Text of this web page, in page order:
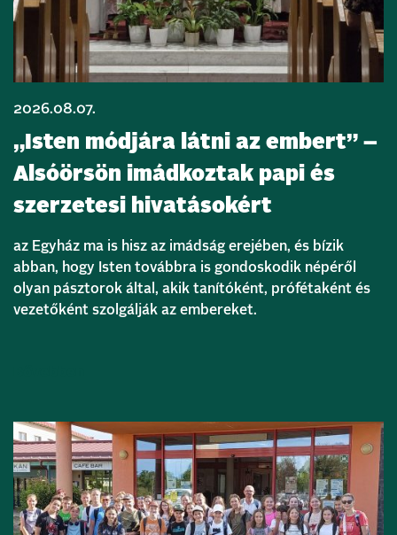
2026.08.07.
„Isten módjára látni az embert” –
Alsóörsön imádkoztak papi és
szerzetesi hivatásokért
az Egyház ma is hisz az imádság erejében, és bízik
abban, hogy Isten továbbra is gondoskodik népéről
olyan pásztorok által, akik tanítóként, prófétaként és
vezetőként szolgálják az embereket.